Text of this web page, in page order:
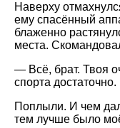
Наверху
ему спасённый
блаженно
места.
— Всё, брат. Твоя
спорта достаточно.
Поплыли. И чем
тем лучше было